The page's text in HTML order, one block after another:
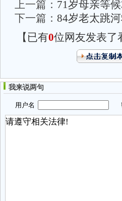
上一篇： 71岁母亲等
下一篇： 84岁老太跳
【已有0位网友发表了
我来说两句
用户名